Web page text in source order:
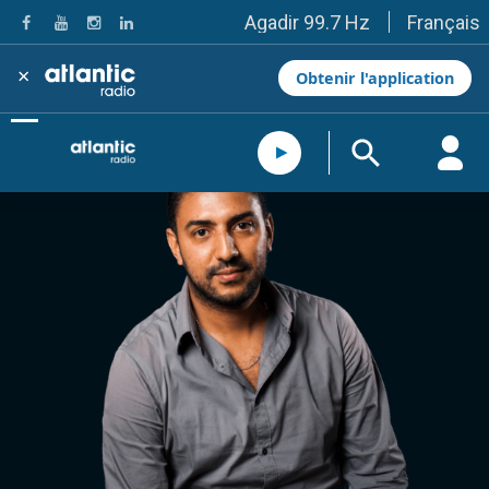
Agadir 99.7 Hz
Tanger 103.3 Hz
Tétouan 87.8 Hz
Fès 98.8 Hz
Meknès 97.2 Hz
El Jadida 97.3
Settat 104,6
Essaouira 96.6
Taounate 95.6
Tiznit 103.1
SkhourRhamna 92.2
Taroudant 104.9
Guelmim 91.9
Tan-Tan 95.2
Tafraout 104.9
Casablanca 92.5 Hz
Rabat, Salé 106.9 Hz
Marrakech 90.5 Hz
Français
× Obtenir l'application